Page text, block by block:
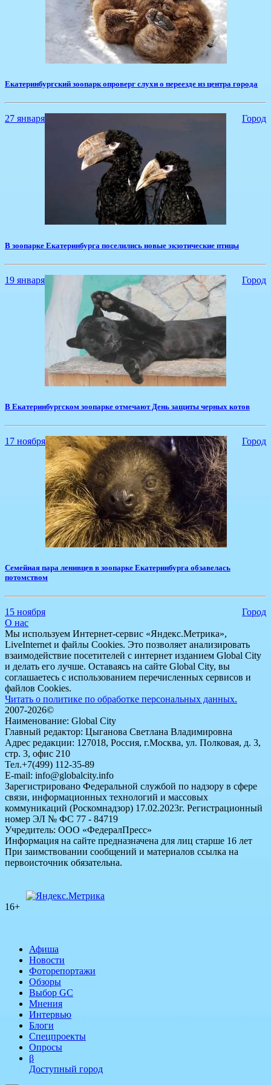
Екатеринбургский зоопарк опроверг слухи о переезде из центра города
27 января Город
В зоопарке Екатеринбурга поселились новые экзотические птицы
19 января Город
​В Екатеринбургском зоопарке отмечают День защиты черных котов
17 ноября Город
Семейная пара ленивцев в зоопарке Екатеринбурга обзавелась
потомством
15 ноября
Город
О нас
Мы используем Интернет-сервис «Яндекс.Метрика»,
LiveInternet и файлы Cookies. Это позволяет анализировать
взаимодействие посетителей с интернет изданием Global City
и делать его лучше. Оставаясь на сайте Global City, вы
соглашаетесь с использованием перечисленных сервисов и
файлов Cookies.
Читать о политике по обработке персональных данных.
2007-2026©
Наименование: Global City
Главный редактор: Цыганова Светлана Владимировна
Адрес редакции: 127018, Россия, г.Москва, ул. Полковая, д. 3,
стр. 3, офис 210
Тел.+7(499) 112-35-89
E-mail: info@globalcity.info
Зарегистрировано Федеральной службой по надзору в сфере
связи, информационных технологий и массовых
коммуникаций (Роскомнадзор) 17.02.2023г. Регистрационный
номер ЭЛ № ФС 77 - 84719
Учредитель: ООО «ФедералПресс»
Информация на сайте предназначена для лиц старше 16 лет
При заимствовании сообщений и материалов ссылка на
первоисточник обязательна.
16+
Афиша
Новости
Фоторепортажи
Обзоры
Выбор GC
Мнения
Интервью
Блоги
Спецпроекты
Опросы
β
Доступный город